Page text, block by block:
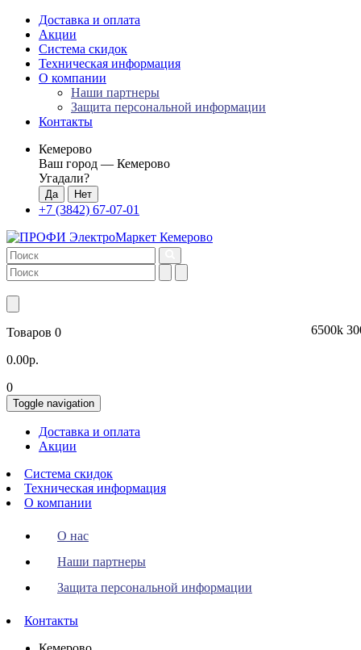
Доставка и оплата
Акции
Система скидок
Техническая информация
О компании
Наши партнеры
Защита персональной информации
Контакты
Кемерово
Ваш город — Кемерово
Угадали?
+7 (3842) 67-07-01
Товаров 0
0.00р.
0
Toggle navigation
Доставка и оплата
Акции
Система скидок
Техническая информация
О компании
О нас
Наши партнеры
Защита персональной информации
Контакты
6500k